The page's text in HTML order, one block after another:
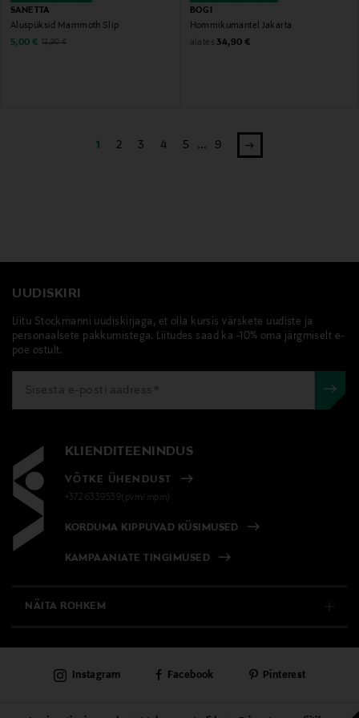
SANETTA
Aluspüksid Mammoth Slip
Discounted Price
5,00 € Original Price
12,90 €
BOGI
Hommikumantel Jakarta
alates Original Price
34,90 €
1 2 3 4 5 ... 9
UUDISKIRI
Liitu Stockmanni uudiskirjaga, et olla kursis värskete uudiste ja
personaalsete pakkumistega. Liitudes saad ka -10% oma järgmiselt e-
poe ostult.
KLIENDITEENINDUS
VÕTKE ÜHENDUST
+372 6339539(pvm/mpm)
KORDUMA KIPPUVAD KÜSIMUSED
KAMPAANIATE TINGIMUSED
NÄITA ROHKEM
PÜSIKLIENDITEENINDUS
Instagram Facebook Pinterest